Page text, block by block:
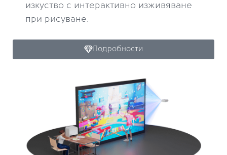
изкуство с интерактивно изживяване
при рисуване.
Подробности